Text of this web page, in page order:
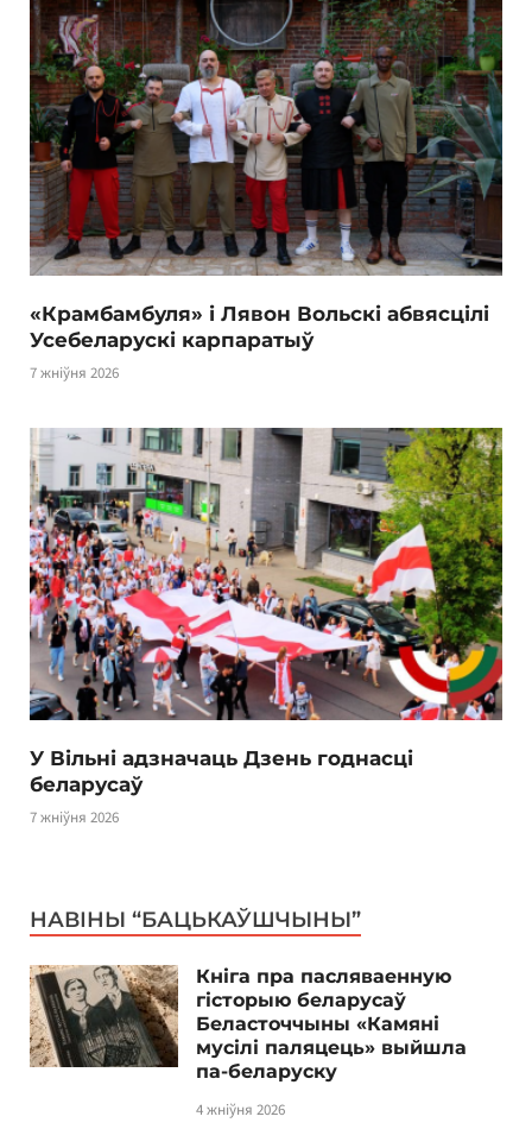
«Крамбамбуля» і Лявон Вольскі абвясцілі
Усебеларускі карпаратыў
7 жніўня 2026
У Вільні адзначаць Дзень годнасці
беларусаў
7 жніўня 2026
НАВІНЫ “БАЦЬКАЎШЧЫНЫ”
Кніга пра пасляваенную
гісторыю беларусаў
Беласточчыны «Камяні
мусілі паляцець» выйшла
па-беларуску
4 жніўня 2026